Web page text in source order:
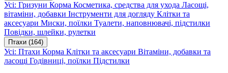
Усі: Гризуни Корма Косметика, средства для ухода Ласощі,
вітаміни, добавки Інструменти для догляду Клітки та
аксесуари Миски, поїлки Туалети, наповнювачі, підстилки
Повідки, шлейки, рулетки
Птахи (164)
Усі: Птахи Корма Клітки та аксесуари Вітаміни, добавки та
ласощі Годівниці, поїлки Підстилки